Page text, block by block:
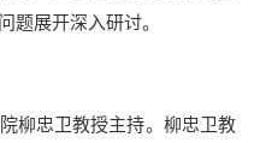
题展开深入研讨。
柳忠卫教授主持。柳忠卫教